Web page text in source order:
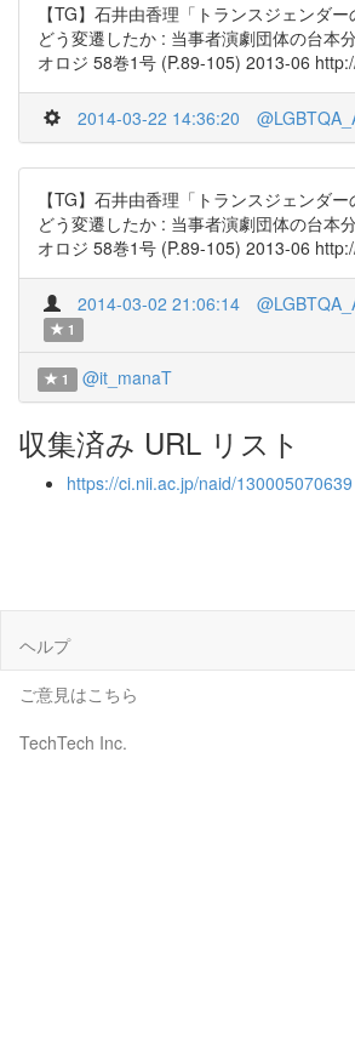
【TG】石井由香理「トランスジェンダ
どう変遷したか : 当事者演劇団体の台本
オロジ 58巻1号 (P.89-105) 2013-06
2014-03-22 14:36:20
【TG】石井由香理「トランスジェンダ
どう変遷したか : 当事者演劇団体の台本
オロジ 58巻1号 (P.89-105) 2013-06
2014-03-02 21:06:14
1
1 @it_manaT
収集済み URL リスト
https://ci.nii.ac.jp/naid/130005070639
ヘルプ
ご意見はこちら
TechTech Inc.